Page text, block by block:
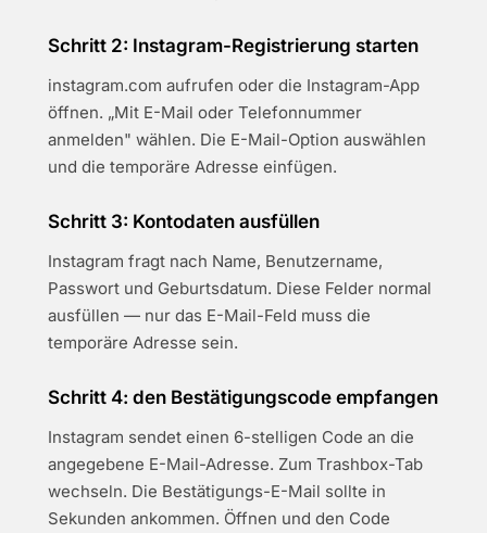
Schritt 2: Instagram-Registrierung starten
instagram.com aufrufen oder die Instagram-App
öffnen. „Mit E-Mail oder Telefonnummer
anmelden" wählen. Die E-Mail-Option auswählen
und die temporäre Adresse einfügen.
Schritt 3: Kontodaten ausfüllen
Instagram fragt nach Name, Benutzername,
Passwort und Geburtsdatum. Diese Felder normal
ausfüllen — nur das E-Mail-Feld muss die
temporäre Adresse sein.
Schritt 4: den Bestätigungscode empfangen
Instagram sendet einen 6-stelligen Code an die
angegebene E-Mail-Adresse. Zum Trashbox-Tab
wechseln. Die Bestätigungs-E-Mail sollte in
Sekunden ankommen. Öffnen und den Code